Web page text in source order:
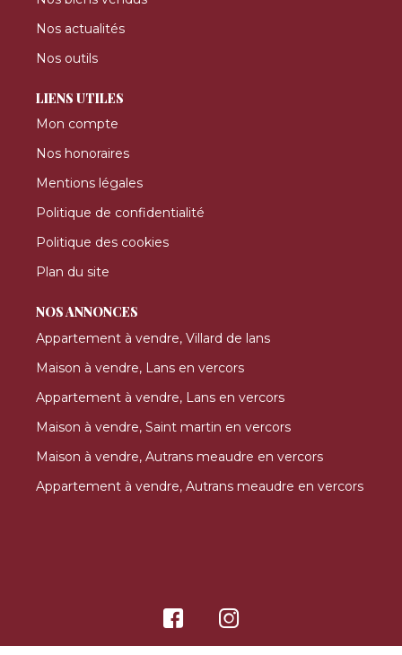
Nos actualités
Nos outils
LIENS UTILES
Mon compte
Nos honoraires
Mentions légales
Politique de confidentialité
Politique des cookies
Plan du site
NOS ANNONCES
Appartement à vendre, Villard de lans
Maison à vendre, Lans en vercors
Appartement à vendre, Lans en vercors
Maison à vendre, Saint martin en vercors
Maison à vendre, Autrans meaudre en vercors
Appartement à vendre, Autrans meaudre en vercors